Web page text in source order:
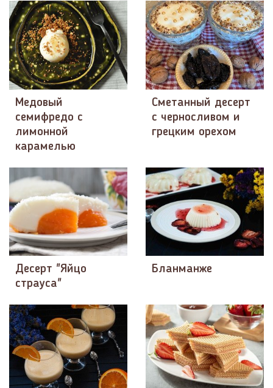
Медовый
семифредо с
лимонной
карамелью
Сметанный десерт
с черносливом и
грецким орехом
Десерт "Яйцо
страуса"
Бланманже